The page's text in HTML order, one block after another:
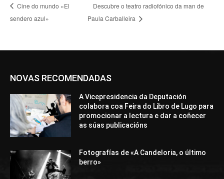
Cine do mundo «El
sendero azul»
Descubre o teatro radiofónico da man de
Paula Carballeira
NOVAS RECOMENDADAS
A Vicepresidencia da Deputación
colabora coa Feira do Libro de Lugo para
promocionar a lectura e dar a coñecer
as súas publicacións
Fotografías de «A Candeloria, o último
berro»